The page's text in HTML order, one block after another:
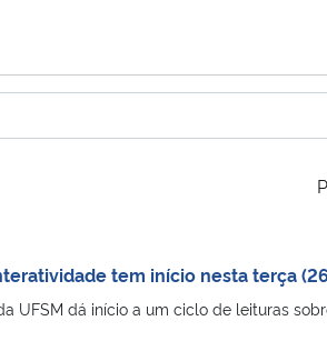
tem início nesta terça
UFSM dá início a um ciclo de leituras